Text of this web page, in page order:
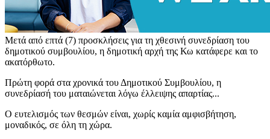
Μετά από επτά (7) προσκλήσεις για τη χθεσινή συνεδρίαση του
δημοτικού συμβουλίου, η δημοτική αρχή της Κω κατάφερε και το
ακατόρθωτο.
Πρώτη φορά στα χρονικά του Δημοτικού Συμβουλίου, η
συνεδρίασή του ματαιώνεται λόγω έλλειψης απαρτίας...
Ο ευτελισμός των θεσμών είναι, χωρίς καμία αμφισβήτηση,
μοναδικός, σε όλη τη χώρα.